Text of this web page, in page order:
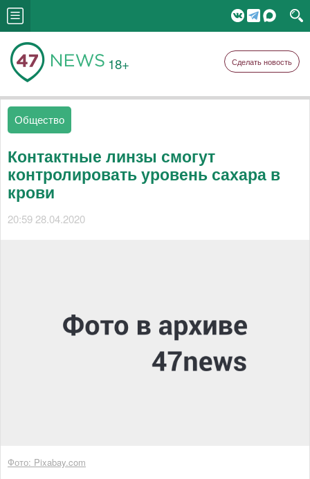
18+ Сделать новость
Общество
Контактные линзы смогут
контролировать уровень сахара в
крови
20:59 28.04.2020
Фото: Pixabay.com